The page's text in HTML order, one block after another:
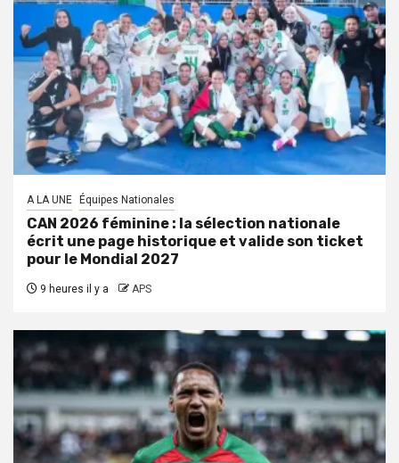
A LA UNE Équipes Nationales
CAN 2026 féminine : la sélection nationale
écrit une page historique et valide son ticket
pour le Mondial 2027
9 heures il y a APS